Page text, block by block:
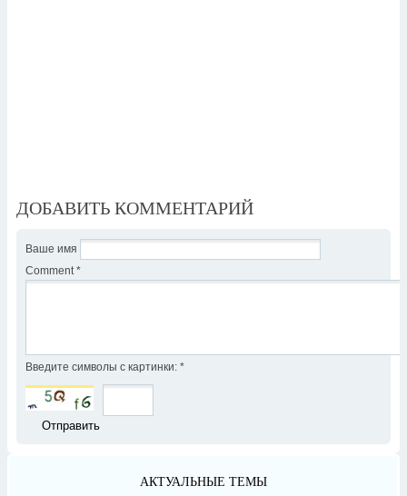
ДОБАВИТЬ КОММЕНТАРИЙ
Ваше имя
Comment *
Введите символы с картинки: *
АКТУАЛЬНЫЕ ТЕМЫ